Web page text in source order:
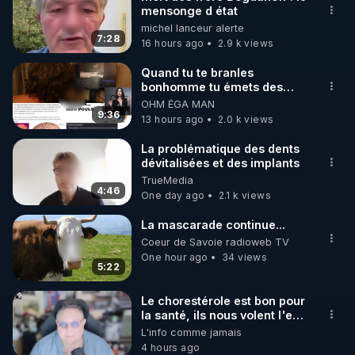
🌱 INSTAGRAM
https://www.instagram.com/rdlr_thierrycasasnovas/
http://rgnr.li/instagram
🌱 LA NEWSLETTER
Pour ne pas rater l’actualité RGNR (stages,
http://rgnr.li/news
🌱 VIDÉOS NON CENSURÉES SUR ODYSEE
Toutes les vidéos Youtube sont aussi sur la
http://rgnr.li/odysee
🌱 LES STAGES EN PRÉSENTIEL
http://rgnr.li/stages
7:28
mensonge d état
michel lanceur alerte
16 hours ago
2.9 k views
9:36
Quand tu te branles
bonhomme tu émets des
ondes ils ont juste omis de
t'expliquer
OHM ÉGA MAN
13 hours ago
2.0 k views
4:46
La problématique des dents
dévitalisées et des implants
TrueMedia
One day ago
2.1 k views
5:22
La mascarade continue...
Coeur de Savoie radioweb TV
One hour ago
34 views
Le chorestérole est bon pour
la santé, ils nous volent l'eau
! 😒🤢😡
https://odysee.com/@anonyme:d3/
L'info comme jamais
4 hours ago